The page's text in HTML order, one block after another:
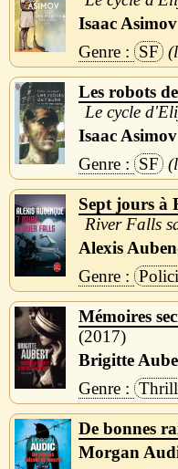
Isaac Asimov
SF
Les robots
Le cycle
Isaac Asimov
SF
Sept jours à
River Falls
Alexis
Mémoires
2017
Brigitte
De bonnes
Morgan